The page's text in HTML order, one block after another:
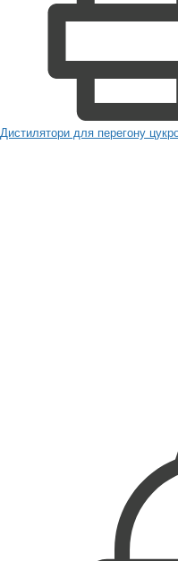
Дистилятори для перегону